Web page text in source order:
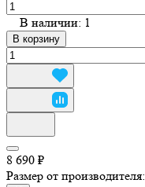
В наличии: 1
В корзину
8 690 ₽
Размер от производителя: